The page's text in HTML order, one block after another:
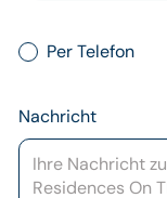
Per Telefon
Nachricht